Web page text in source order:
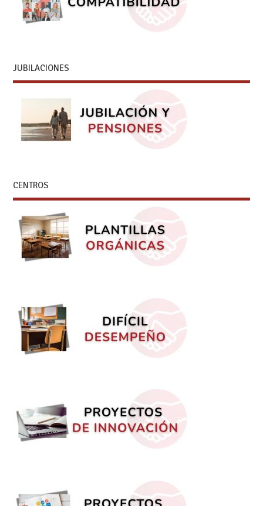
JUBILACIONES
CENTROS